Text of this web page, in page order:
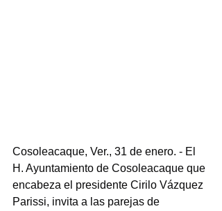
Cosoleacaque, Ver., 31 de enero. - El
H. Ayuntamiento de Cosoleacaque que
encabeza el presidente Cirilo Vázquez
Parissi, invita a las parejas de